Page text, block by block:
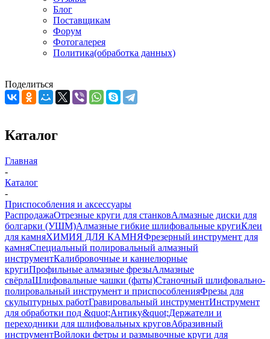
Блог
Поставщикам
Форум
Фотогалерея
Политика(обработка данных)
Поделиться
Каталог
Главная
-
Каталог
-
Приспособления и аксессуары
РаспродажаОтрезные круги для станковАлмазные диски для
болгарки (УШМ)Алмазные гибкие шлифовальные кругиКлеи
для камняХИМИЯ ДЛЯ КАМНЯФрезерный инструмент для
камняСпециальный полировальный алмазный
инструментКалибровочные и каннелюрные
кругиПрофильные алмазные фрезыАлмазные
свёрлаШлифовальные чашки (фаты)Станочный шлифовально-
полировальный инструмент и приспособленияФрезы для
скульптурных работГравировальный инструментИнструмент
для обработки под &quot;Антику&quot;Держатели и
переходники для шлифовальных круговАбразивный
инструментВойлоки фетры и размывочные круги для